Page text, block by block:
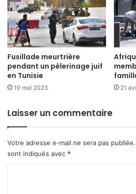
Fusillade meurtrière
pendant un pèlerinage juif
en Tunisie
10 mai 2023 21
Laisser un commentaire
Votre adresse e-mail ne sera pas publiée.
sont indiqués avec *